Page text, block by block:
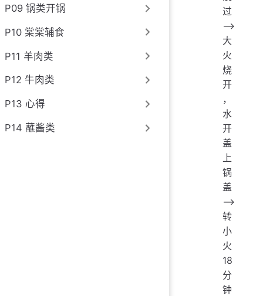
P09 锅类开锅
P10 棠棠辅食
P11 羊肉类
P12 牛肉类
P13 心得
P14 蘸酱类
过
——>
大
火
烧
开
，
水
开
盖
上
锅
盖
——>
转
小
火
18
分
钟